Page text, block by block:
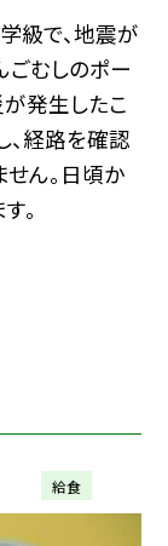
級で、地震が
ごむしのポー
が発生したこ
、経路を確認
ん。日頃か
。
給食